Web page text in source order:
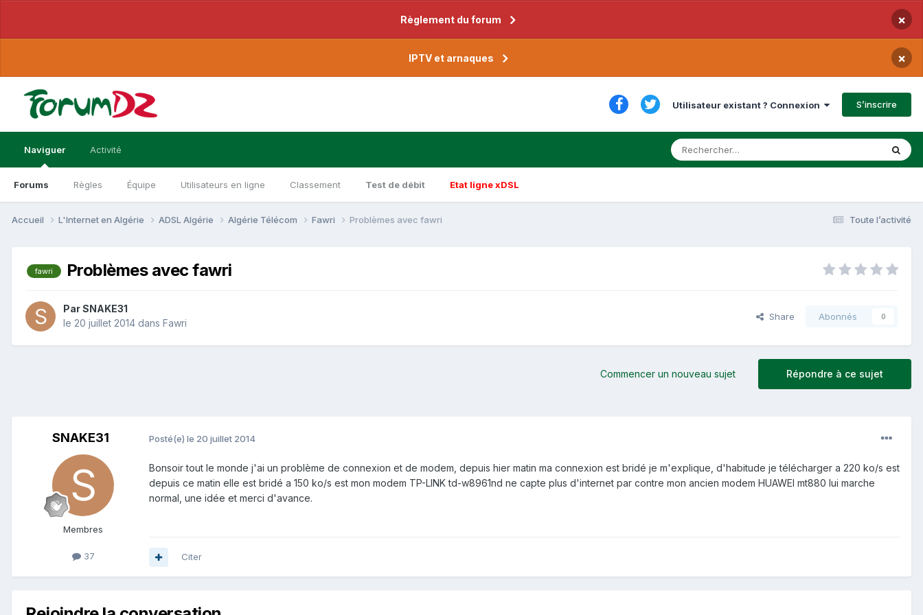
Règlement du forum ×
IPTV et arnaques ×
Utilisateur existant ? Connexion S’inscrire
Naviguer
Forums Règles Équipe Utilisateurs en ligne Classement Test de débit Etat ligne xDSL
Activité
Toute l’activité
Accueil L'Internet en Algérie ADSL Algérie Algérie Télécom Fawri Problèmes avec fawri
fawri Problèmes avec fawri
ParSNAKE31
le 20 juillet 2014 dans Fawri
Share Abonnés 0
Répondre à ce sujet
Commencer un nouveau sujet
SNAKE31
Membres
37
Posté(e) le 20 juillet 2014
Bonsoir tout le monde j'ai un problème de connexion et de modem, depuis hier matin ma connexion est bridé je m'explique, d'habitude je télécharger a 220 ko/s est
depuis ce matin elle est bridé a 150 ko/s est mon modem TP-LINK td-w8961nd ne capte plus d'internet par contre mon ancien modem HUAWEI mt880 lui marche
normal, une idée et merci d'avance.
Citer